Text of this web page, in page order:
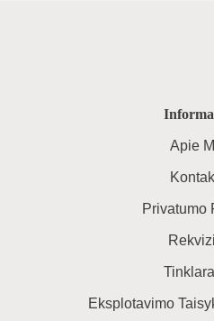
Apie
Privatumo
Eksplotavimo